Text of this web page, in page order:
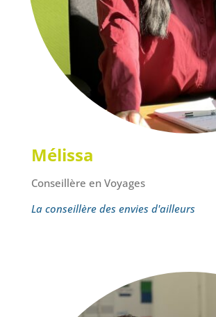
Mélissa
Conseillère en Voyages
La conseillère des envies d'ailleurs